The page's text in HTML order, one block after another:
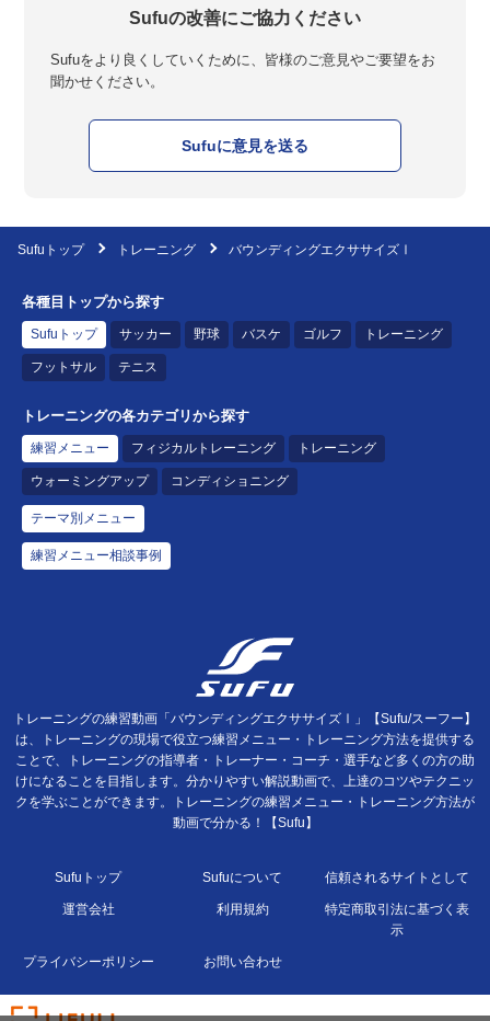
Sufuの改善にご協力ください
Sufuをより良くしていくために、皆様のご意見やご要望をお
聞かせください。
Sufuに意見を送る
Sufuトップ トレーニング バウンディングエクササイズⅠ
各種目トップから探す
Sufuトップ サッカー 野球 バスケ ゴルフ トレーニング
フットサル テニス
トレーニングの各カテゴリから探す
練習メニュー フィジカルトレーニング トレーニング
ウォーミングアップ コンディショニング
テーマ別メニュー
練習メニュー相談事例
トレーニングの練習動画「バウンディングエクササイズⅠ」【Sufu/スーフー】
は、トレーニングの現場で役立つ練習メニュー・トレーニング方法を提供する
ことで、トレーニングの指導者・トレーナー・コーチ・選手など多くの方の助
けになることを目指します。分かりやすい解説動画で、上達のコツやテクニッ
クを学ぶことができます。トレーニングの練習メニュー・トレーニング方法が
動画で分かる！【Sufu】
Sufuトップ Sufuについて 信頼されるサイトとして
運営会社 利用規約
特定商取引法に基づく表
示
プライバシーポリシー お問い合わせ